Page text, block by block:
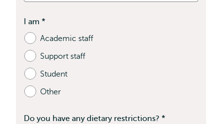
verplicht
I am *
Bevat
verplichte
velden
Academic staff
Support staff
Student
Other
Do you have any dietary restrictions? *